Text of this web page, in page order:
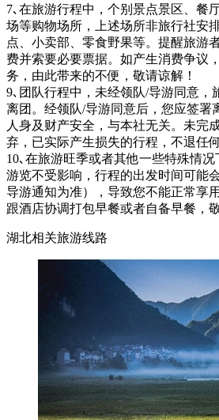
7､在旅游行程中，个别景点景区、餐
场等购物场所，上述场所非旅行社安
点、小卖部、零食野果等。提醒旅游
费并索要必要票据。如产生消费争议
务，由此带来的不便，敬请谅解！
9､团队行程中，未经领队/导游同意，
离团。经领队/导游同意后，您应签署
人身及财产安全，与本社无关。未完
弃，已实际产生损失的行程，不退任何
10､在旅游旺季或者其他一些特殊情
游览不受影响，行程的出发时间可能
导游通知为准），导致您不能正常享
跟酒店协调打包早餐或者自备早餐，
湖北相关旅游线路